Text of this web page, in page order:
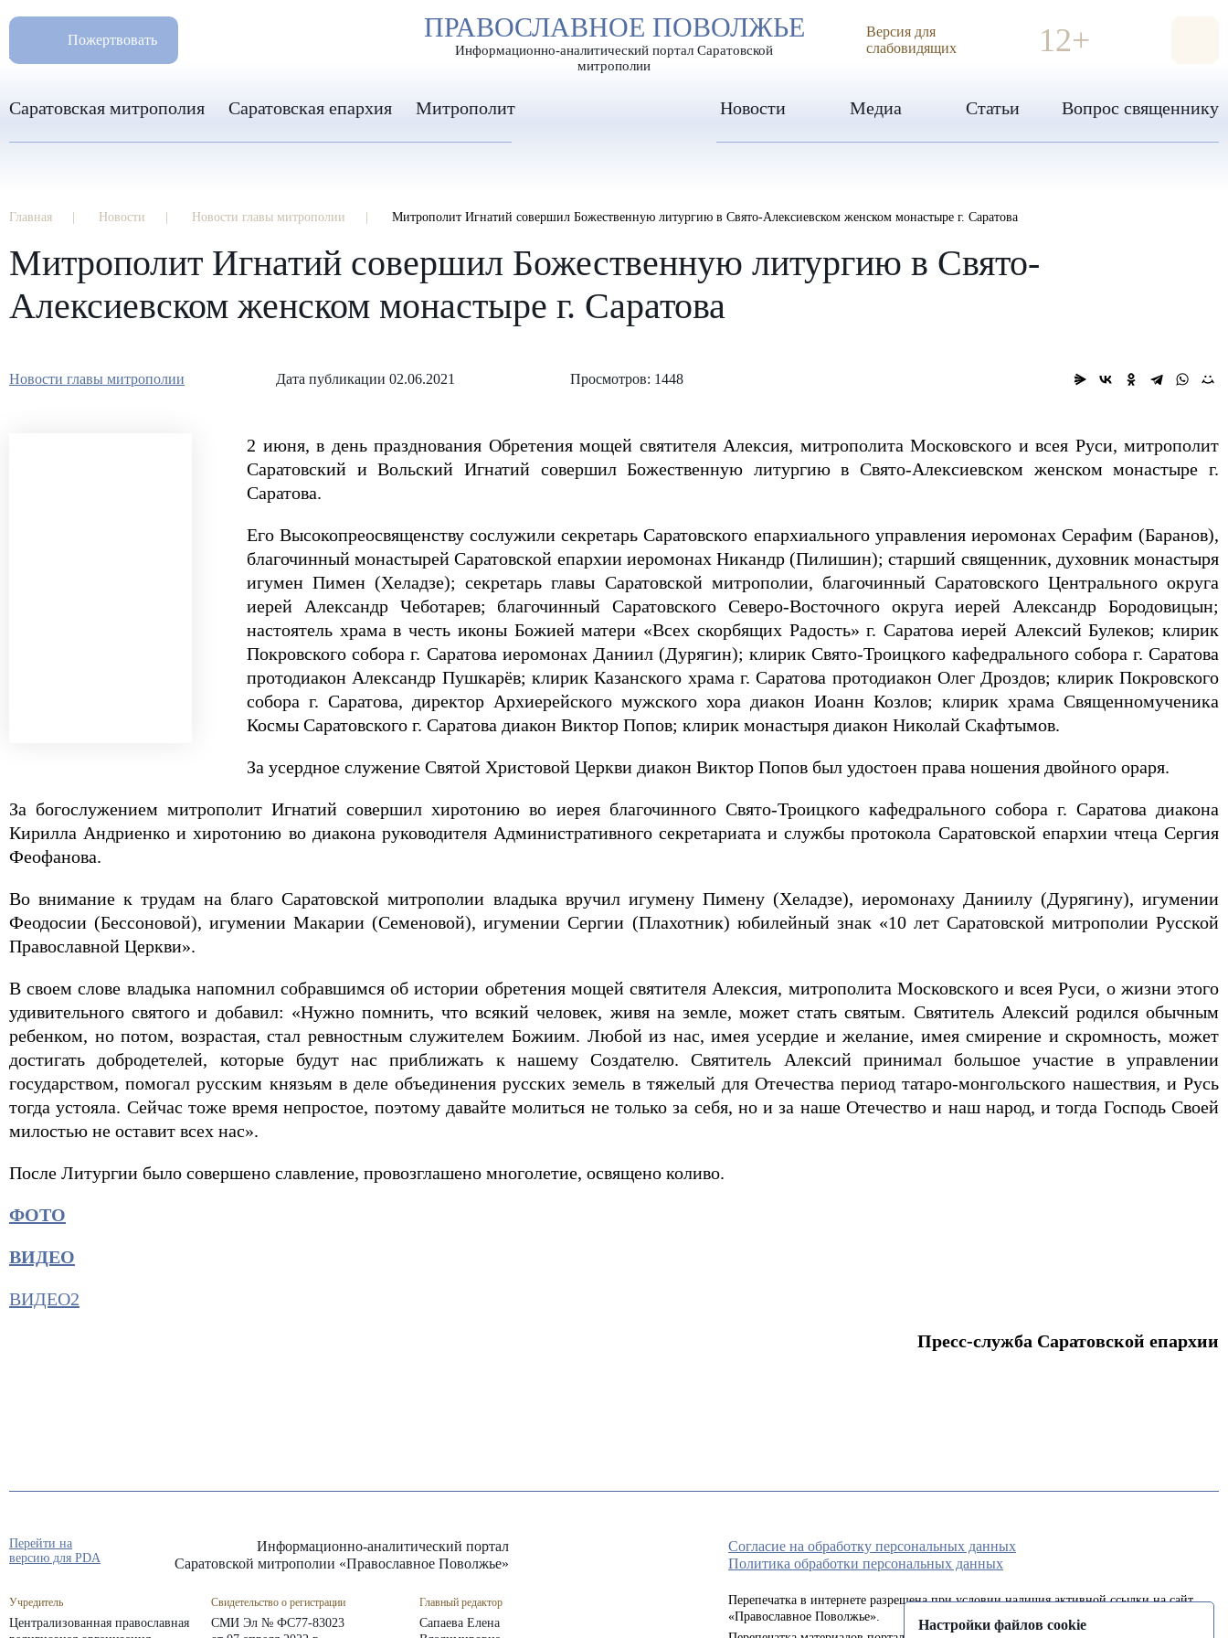
РАЗМЕР ШРИФТА А А А ИЗОБРАЖЕНИЯ
ПРАВОСЛАВНОЕ ПОВОЛЖЬЕ
Информационно-аналитический портал Саратовской
митрополии
Пожертвовать
8 960 346 31 04
info-sar@mail.ru
Версия для
слабовидящих
12+
Саратовская митрополия Саратовская епархия Митрополит Новости Медиа Статьи Вопрос священнику
Главная Новости Новости главы митрополии Митрополит Игнатий совершил Божественную литургию в Свято-Алексиевском женском монастыре г. Саратова
Митрополит Игнатий совершил Божественную литургию в Свято-
Алексиевском женском монастыре г. Саратова
Новости главы митрополии Дата публикации 02.06.2021 Просмотров: 1448
2 июня, в день празднования Обретения мощей святителя Алексия, митрополита Московского и всея Руси, митрополит
Саратовский и Вольский Игнатий совершил Божественную литургию в Свято-Алексиевском женском монастыре г.
Саратова.
Его Высокопреосвященству сослужили секретарь Саратовского епархиального управления иеромонах Серафим (Баранов),
благочинный монастырей Саратовской епархии иеромонах Никандр (Пилишин); старший священник, духовник монастыря
игумен Пимен (Хеладзе); секретарь главы Саратовской митрополии, благочинный Саратовского Центрального округа
иерей Александр Чеботарев; благочинный Саратовского Северо-Восточного округа иерей Александр Бородовицын;
настоятель храма в честь иконы Божией матери «Всех скорбящих Радость» г. Саратова иерей Алексий Булеков; клирик
Покровского собора г. Саратова иеромонах Даниил (Дурягин); клирик Свято-Троицкого кафедрального собора г. Саратова
протодиакон Александр Пушкарёв; клирик Казанского храма г. Саратова протодиакон Олег Дроздов; клирик Покровского
собора г. Саратова, директор Архиерейского мужского хора диакон Иоанн Козлов; клирик храма Священномученика
Космы Саратовского г. Саратова диакон Виктор Попов; клирик монастыря диакон Николай Скафтымов.
За усердное служение Святой Христовой Церкви диакон Виктор Попов был удостоен права ношения двойного ораря.
За богослужением митрополит Игнатий совершил хиротонию во иерея благочинного Свято-Троицкого кафедрального собора г. Саратова диакона
Кирилла Андриенко и хиротонию во диакона руководителя Административного секретариата и службы протокола Саратовской епархии чтеца Сергия
Феофанова.
Во внимание к трудам на благо Саратовской митрополии владыка вручил игумену Пимену (Хеладзе), иеромонаху Даниилу (Дурягину), игумении
Феодосии (Бессоновой), игумении Макарии (Семеновой), игумении Сергии (Плахотник) юбилейный знак «10 лет Саратовской митрополии Русской
Православной Церкви».
В своем слове владыка напомнил собравшимся об истории обретения мощей святителя Алексия, митрополита Московского и всея Руси, о жизни этого
удивительного святого и добавил: «Нужно помнить, что всякий человек, живя на земле, может стать святым. Святитель Алексий родился обычным
ребенком, но потом, возрастая, стал ревностным служителем Божиим. Любой из нас, имея усердие и желание, имея смирение и скромность, может
достигать добродетелей, которые будут нас приближать к нашему Создателю. Святитель Алексий принимал большое участие в управлении
государством, помогал русским князьям в деле объединения русских земель в тяжелый для Отечества период татаро-монгольского нашествия, и Русь
тогда устояла. Сейчас тоже время непростое, поэтому давайте молиться не только за себя, но и за наше Отечество и наш народ, и тогда Господь Своей
милостью не оставит всех нас».
После Литургии было совершено славление, провозглашено многолетие, освящено коливо.
ФОТО
ВИДЕО
ВИДЕО2
Пресс-служба Саратовской епархии
Информационно-аналитический портал
Саратовской митрополии «Православное Поволжье»
Учредитель
Централизованная православная
Свидетельство о регистрации
СМИ Эл № ФС77-83023
Главный редактор
Сапаева Елена
Согласие на обработку персональных данных
Политика обработки персональных данных
Перепечатка в интернете разрешена при условии наличия активной ссылки на сайт
«Православное Поволжье».
Перейти на
версию для PDA
Настройки файлов cookie